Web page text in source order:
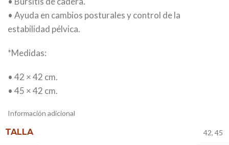
• Ayuda en cambios posturales y control de la
estabilidad pélvica.
*Medidas:
• 42 × 42 cm.
• 45 × 42 cm.
Información adicional
TALLA 42, 45